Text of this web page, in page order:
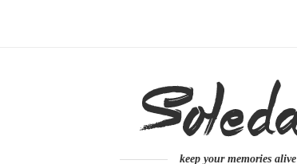
keep your memories alive